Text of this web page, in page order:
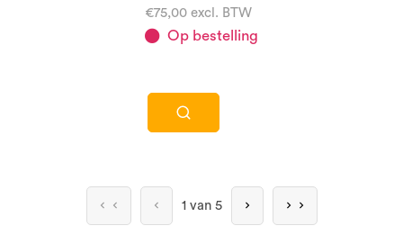
€75,00 excl. BTW
Op bestelling
1 van 5